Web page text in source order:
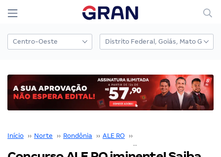
Início ›› Norte ›› Rondônia ›› ALE RO ››